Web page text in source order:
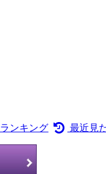
ランキング 最近見